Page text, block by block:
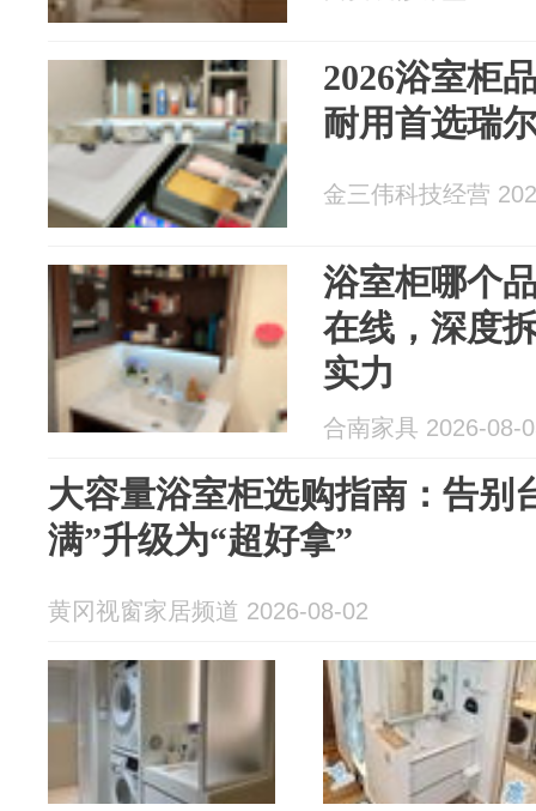
2026浴室柜
耐用首选瑞
金三伟科技经营
浴室柜哪个
在线，深度
实力
合南家具 2026-08-
大容量浴室柜选购指南：告别
满”升级为“超好拿”
黄冈视窗家居频道 2026-08-02